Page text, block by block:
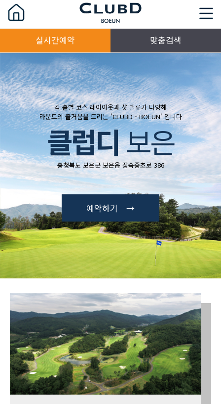
실시간예약 맞춤검색
각 홀별 코스 레이아웃과 샷 밸류가 다양해
라운드의 즐거움을 드리는 'CLUBD - BOEUN' 입니다
클럽디보은
충청북도 보은군 보은읍 장속중초로 386
예약하기 →